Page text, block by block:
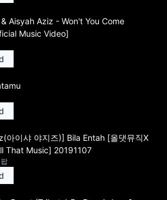
Aisyah Aziz - Won't You Come
Music Video]
아이샤 야지즈)] Bila Entah [올댓뮤직X
That Music] 20191107